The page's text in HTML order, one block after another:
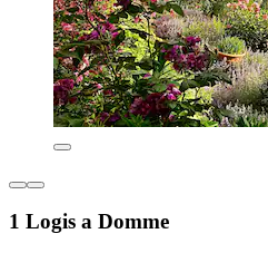
1 Logis a Domme